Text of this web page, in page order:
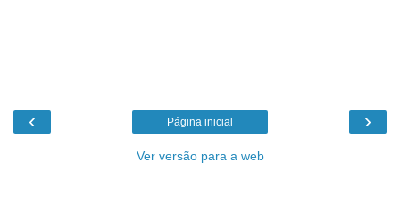
‹ ›
Página inicial
Ver versão para a web